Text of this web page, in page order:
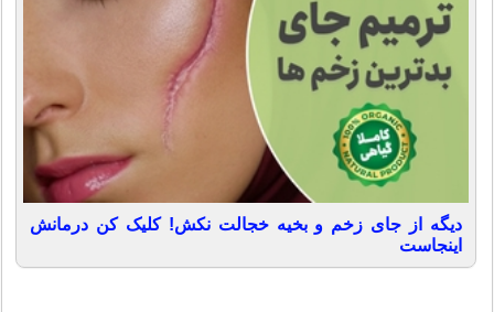
دیگه از جای زخم و بخیه خجالت نکش! کلیک کن درمانش
اینجاست